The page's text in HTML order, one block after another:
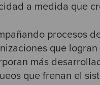
a medida que
procesos
que
más
que frenan el